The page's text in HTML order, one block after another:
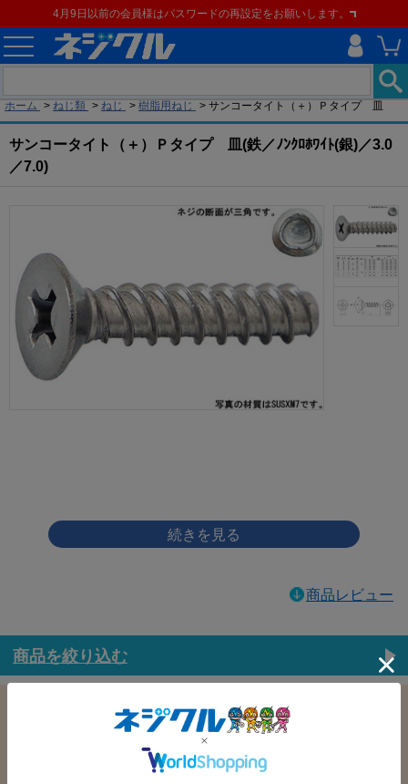
4月9日以前の会員様はパスワードの再設定をお願いします。
ホーム > ねじ類 > ねじ > 樹脂用ねじ > サンコータイト（＋）Ｐタイプ 皿
サンコータイト（＋）Ｐタイプ 皿(鉄／ﾉﾝｸﾛﾎﾜｲﾄ(銀)／3.0
／7.0)
商品レビュー
商品を絞り込む
表面処理：ﾉﾝｸﾛﾎﾜｲﾄ(銀)
在庫：